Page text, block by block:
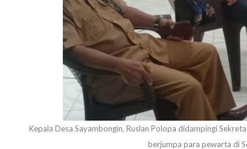
Kepala Desa Sayambongin, Ruslan Polopa didampingi
berjumpa para pewarta di